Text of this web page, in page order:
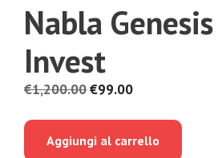
Nabla
Invest
€1,200.00Il
era:
€99.00Il
è:
Aggiungi al carrello